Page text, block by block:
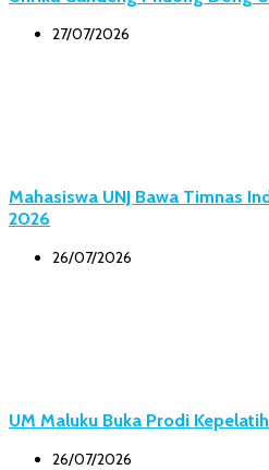
27/07/2026
Mahasiswa UNJ Bawa Timnas
2026
26/07/2026
UM Maluku Buka Prodi
26/07/2026